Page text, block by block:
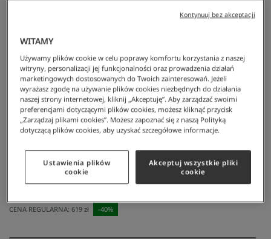
Mężczyzna/Odzież/Koszulki Polo Men's Slim Fit Polo
Men's Slim Fit Polo
371,40 zł
CENA REGULARNA: 619 zł -40%
WITAMY
Używamy plików cookie w celu poprawy komfortu korzystania z naszej
witryny, personalizacji jej funkcjonalności oraz prowadzenia działań
marketingowych dostosowanych do Twoich zainteresowań. Jeżeli
wyrażasz zgodę na używanie plików cookies niezbędnych do działania
naszej strony internetowej, kliknij „Akceptuję”. Aby zarządzać swoimi
preferencjami dotyczącymi plików cookies, możesz kliknąć przycisk
„Zarządzaj plikami cookies”. Możesz zapoznać się z naszą Polityką
dotyczącą plików cookies, aby uzyskać szczegółowe informacje.
Ustawienia plików
cookie
Akceptuj wszystkie pliki
cookie
Kontynuuj bez akceptacji